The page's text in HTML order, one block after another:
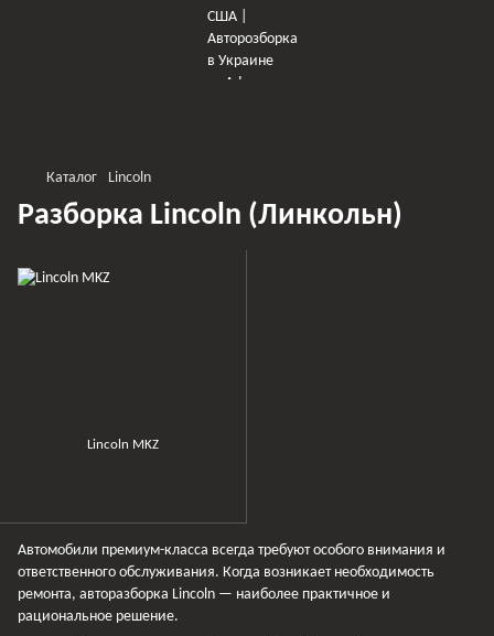
Каталог Lincoln
Разборка Lincoln (Линкольн)
Автомобили премиум-класса всегда требуют особого внимания и
ответственного обслуживания. Когда возникает необходимость
ремонта, авторазборка Lincoln — наиболее практичное и
рациональное решение.
Lincoln MKZ